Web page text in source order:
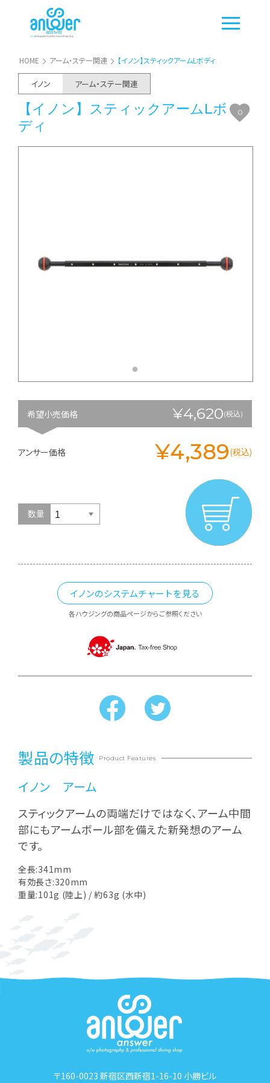
HOME アーム・ステー関連 【イノン】スティックアームLボディ
イノン アーム・ステー関連
【イノン】スティックアームLボ
ディ
0
希望小売価格 ¥4,620(税込)
アンサー価格 ¥4,389 (税込)
数量
イノンのシステムチャートを見る
各ハウジングの商品ページからご参照ください
製品の特徴 Product Features
イノン アーム
スティックアームの両端だけではなく、アーム中間
部にもアームボール部を備えた新発想のアーム
です。
全長:341mm
有効長さ:320mm
重量:101g (陸上) / 約63g (水中)
〒160-0023 新宿区西新宿1-16-10 小勝ビル